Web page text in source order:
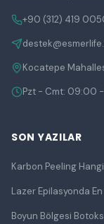
+90 (312) 419
Kocatepe
Pzt - Cmt: 09:00
SON YAZILAR
Karbon Peeling
Lazer Epilasyonda
Boyun Bölgesi